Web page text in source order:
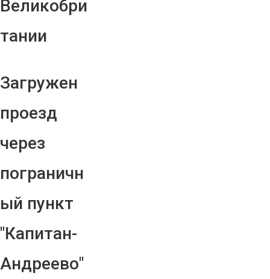
Великобри
тании
Загружен
проезд
через
пограничн
ый пункт
"Капитан-
Андреево"